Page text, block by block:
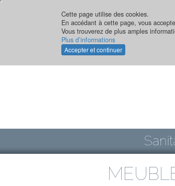
Aller
Cette page utilise des cookies.
En accédant à cette page, vous
Vous trouverez de plus amples
Plus d’informations
Accepter et continuer